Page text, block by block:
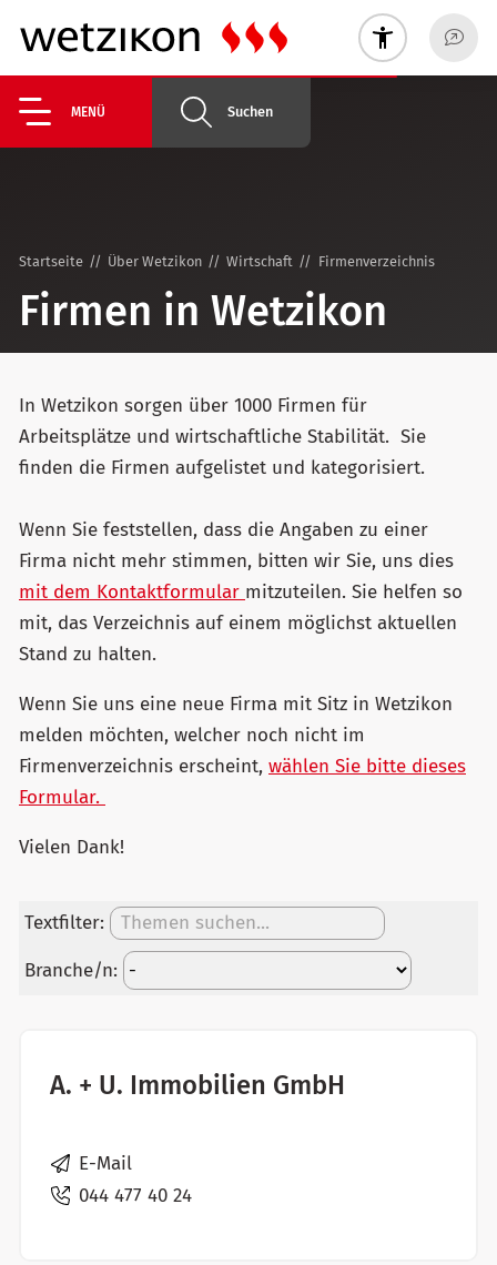
MENÜ Suchen
Startseite Über Wetzikon Wirtschaft Firmenverzeichnis
Firmen in Wetzikon
In Wetzikon sorgen über 1000 Firmen für
Arbeitsplätze und wirtschaftliche Stabilität. Sie
finden die Firmen aufgelistet und kategorisiert.
Wenn Sie feststellen, dass die Angaben zu einer
Firma nicht mehr stimmen, bitten wir Sie, uns dies
mit dem Kontaktformular mitzuteilen. Sie helfen so
mit, das Verzeichnis auf einem möglichst aktuellen
Stand zu halten.
Wenn Sie uns eine neue Firma mit Sitz in Wetzikon
melden möchten, welcher noch nicht im
Firmenverzeichnis erscheint, wählen Sie bitte dieses
Formular.
Vielen Dank!
Textfilter:
Branche/n:
A. + U. Immobilien GmbH
E-Mail
044 477 40 24